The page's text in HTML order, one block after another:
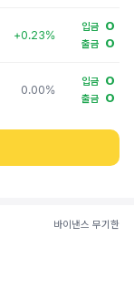
+0.23%
입금 O
출금 O
0.00%
입금 O
출금 O
바이낸스 무기한